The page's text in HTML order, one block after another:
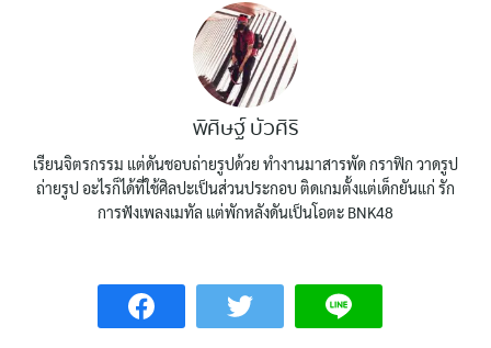
พิศิษฐ์ บัวศิริ
เรียนจิตรกรรม แต่ดันชอบถ่ายรูปด้วย ทำงานมาสารพัด กราฟิก วาดรูป
ถ่ายรูป อะไรก็ได้ที่ใช้ศิลปะเป็นส่วนประกอบ ติดเกมตั้งแต่เด็กยันแก่ รัก
การฟังเพลงเมทัล แต่พักหลังดันเป็นโอตะ BNK48